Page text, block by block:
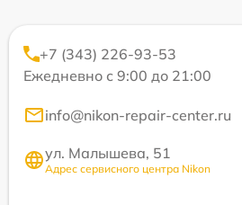
+7 (343) 226-93-53
Ежедневно с 9:00 до 21:00
info@nikon-repair-center.ru
ул. Малышева, 51
Адрес сервисного центра Nikon